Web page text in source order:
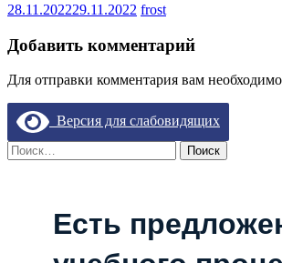
28.11.202229.11.2022 frost
Добавить комментарий
Для отправки комментария вам необходимо
Версия для слабовидящих
Найти:
Есть